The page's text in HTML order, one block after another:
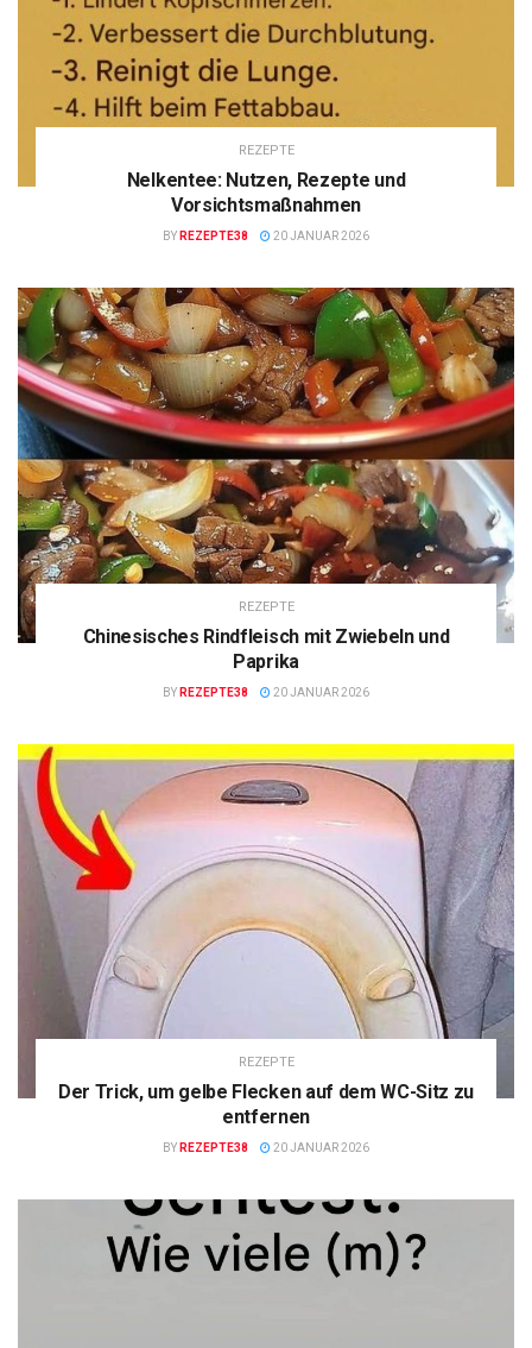
REZEPTE
Nelkentee: Nutzen, Rezepte und
Vorsichtsmaßnahmen
BY REZEPTE38 20 JANUAR 2026
REZEPTE
Chinesisches Rindfleisch mit Zwiebeln und
Paprika
BY REZEPTE38 20 JANUAR 2026
REZEPTE
Der Trick, um gelbe Flecken auf dem WC-Sitz zu
entfernen
BY REZEPTE38 20 JANUAR 2026